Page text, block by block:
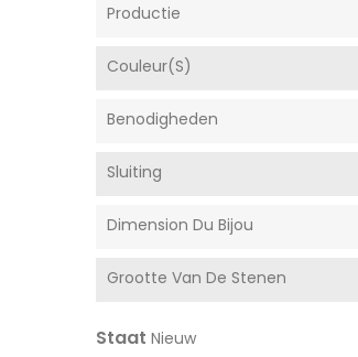
Productie
Couleur(s)
Benodigheden
Sluiting
Dimension Du Bijou
Grootte Van De Stenen
Staat Nieuw